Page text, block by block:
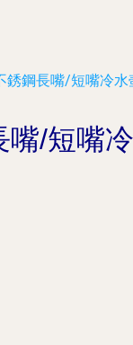
銹鋼長嘴/短嘴冷
嘴/短嘴